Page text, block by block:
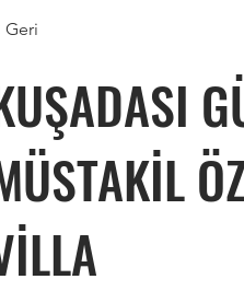
Geri